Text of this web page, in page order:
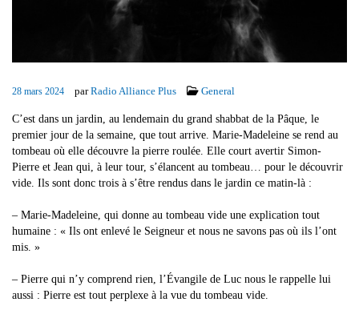
28 mars 2024 parRadio Alliance Plus General
C’est dans un jardin, au lendemain du grand shabbat de la Pâque, le
premier jour de la semaine, que tout arrive. Marie-Madeleine se rend au
tombeau où elle découvre la pierre roulée. Elle court avertir Simon-
Pierre et Jean qui, à leur tour, s’élancent au tombeau… pour le découvrir
vide. Ils sont donc trois à s’être rendus dans le jardin ce matin-là :
– Marie-Madeleine, qui donne au tombeau vide une explication tout
humaine : « Ils ont enlevé le Seigneur et nous ne savons pas où ils l’ont
mis. »
– Pierre qui n’y comprend rien, l’Évangile de Luc nous le rappelle lui
aussi : Pierre est tout perplexe à la vue du tombeau vide.